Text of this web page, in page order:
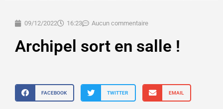
09/12/2022 16:23 Aucun commentaire
Archipel sort en salle !
FACEBOOK TWITTER EMAIL